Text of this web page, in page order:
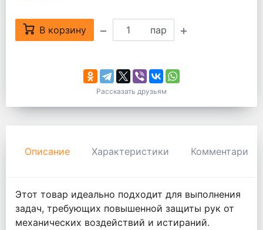
В корзину пар
Рассказать друзьям
Описание Характеристики Комментарии
Этот товар идеально подходит для выполнения
задач, требующих повышенной защиты рук от
механических воздействий и истираний.